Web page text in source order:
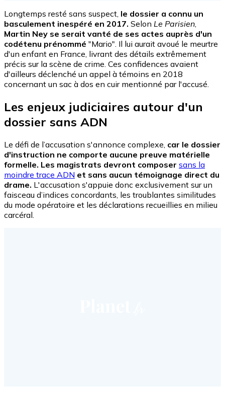
Longtemps resté sans suspect, le dossier a connu un
basculement inespéré en 2017. Selon Le Parisien,
Martin Ney se serait vanté de ses actes auprès d'un
codétenu prénommé "Mario". Il lui aurait avoué le meurtre
d'un enfant en France, livrant des détails extrêmement
précis sur la scène de crime. Ces confidences avaient
d'ailleurs déclenché un appel à témoins en 2018
concernant un sac à dos en cuir mentionné par l'accusé.
Les enjeux judiciaires autour d'un
dossier sans ADN
Le défi de l’accusation s'annonce complexe, car le dossier
d'instruction ne comporte aucune preuve matérielle
formelle. Les magistrats devront composer sans la
moindre trace ADN et sans aucun témoignage direct du
drame. L'accusation s'appuie donc exclusivement sur un
faisceau d’indices concordants, les troublantes similitudes
du mode opératoire et les déclarations recueillies en milieu
carcéral.